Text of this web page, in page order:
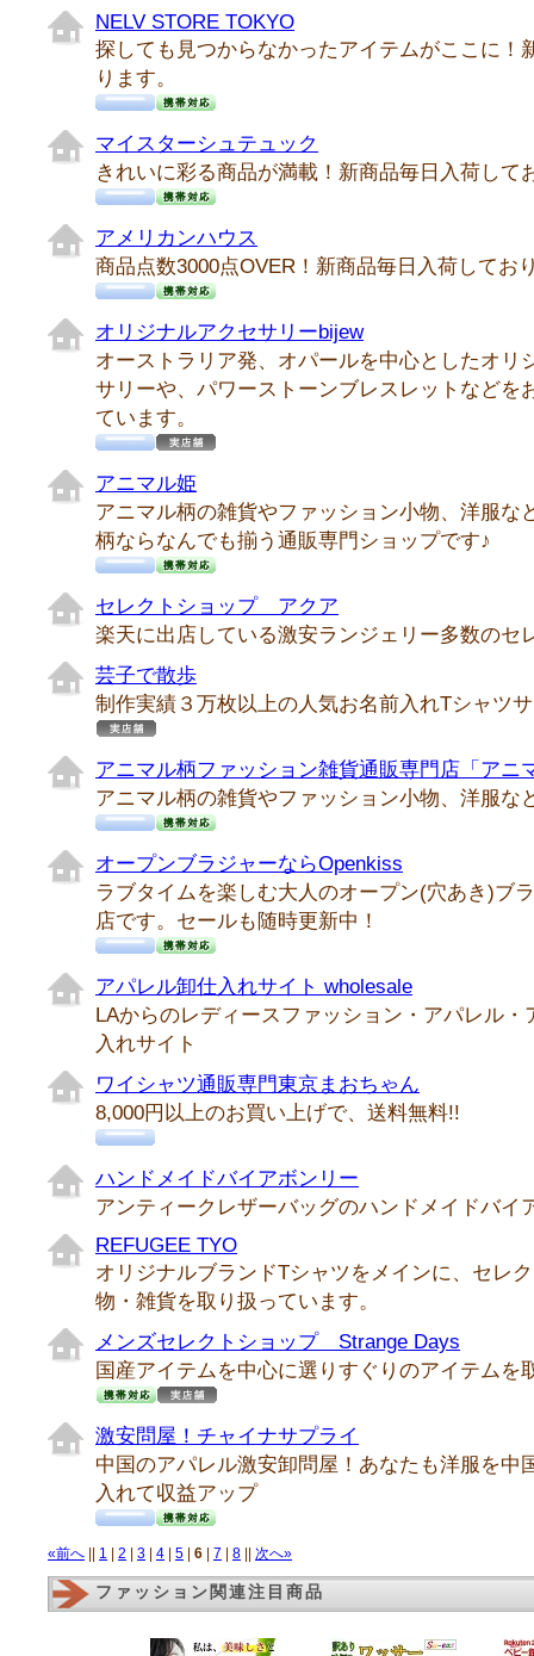
NELV STORE TOKYO
探しても見つからなかったアイテムがここに！
ります。
マイスターシュテュック
きれいに彩る商品が満載！新商品毎日入荷して
アメリカンハウス
商品点数3000点OVER！新商品毎日入荷してお
オリジナルアクセサリーbijew
オーストラリア発、オパールを中心としたオリ
サリーや、パワーストーンブレスレットなどを
ています。
アニマル姫
アニマル柄の雑貨やファッション小物、洋服な
柄ならなんでも揃う通販専門ショップです♪
セレクトショップ アクア
楽天に出店している激安ランジェリー多数のセ
芸子で散歩
制作実績３万枚以上の人気お名前入れTシャツ
アニマル柄ファッション雑貨通販専門店「アニ
アニマル柄の雑貨やファッション小物、洋服な
オープンブラジャーならOpenkiss
ラブタイムを楽しむ大人のオープン(穴あき)ブ
店です。セールも随時更新中！
アパレル卸仕入れサイト wholesale
LAからのレディースファッション・アパレル・
入れサイト
ワイシャツ通販専門東京まおちゃん
8,000円以上のお買い上げで、送料無料!!
ハンドメイドバイアボンリー
アンティークレザーバッグのハンドメイドバイ
REFUGEE TYO
オリジナルブランドTシャツをメインに、セレ
物・雑貨を取り扱っています。
メンズセレクトショップ Strange Days
国産アイテムを中心に選りすぐりのアイテムを
激安問屋！チャイナサプライ
中国のアパレル激安卸問屋！あなたも洋服を中
入れて収益アップ
«前へ 1 2 3 4 5 6 7 8 次へ»
ファッション関連注目商品